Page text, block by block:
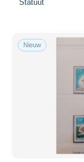
Statuut
Nieuw